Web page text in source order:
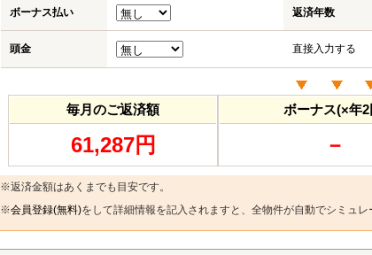
ボーナス払い 返済年数
頭金 直接入力する
毎月のご返済額
61,287円
ボーナス(×年2
－
※返済金額はあくまでも目安です。
※会員登録(無料)をして詳細情報を記入されますと、全物件が自動でシミュレ